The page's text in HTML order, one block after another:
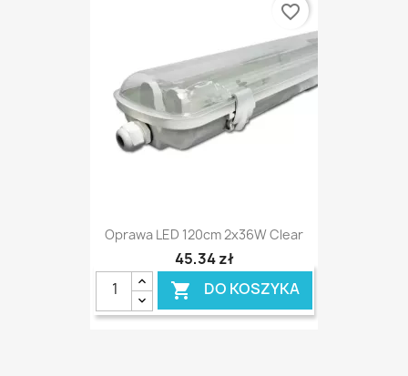
Oprawa LED 120cm 2x36W Clear
45,34 zł
 DO KOSZYKA
favorite_border